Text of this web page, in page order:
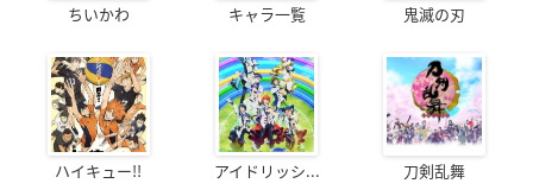
【スタンプ獲得方法】
・コラボカフェへのご来店：1日につき1個
・コラボメニュー／コラボグッズ／その他カフェ店内の物販商
品購入：2,500円（税込）ごとに1個
（例）ご来店＋ご飲食代2,780円＋コラボグッズ3,300円＝スタ
ンプ3個獲得
ちいかわ キャラ一覧 鬼滅の刃
ハイキュー!! アイドリッシ... 刀剣乱舞